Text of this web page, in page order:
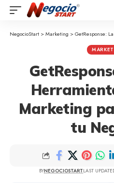
NegocioStart >Marketing >GetResponse: La Mejor
Marketing
tu
BYNEGOCIOSTARTLAST